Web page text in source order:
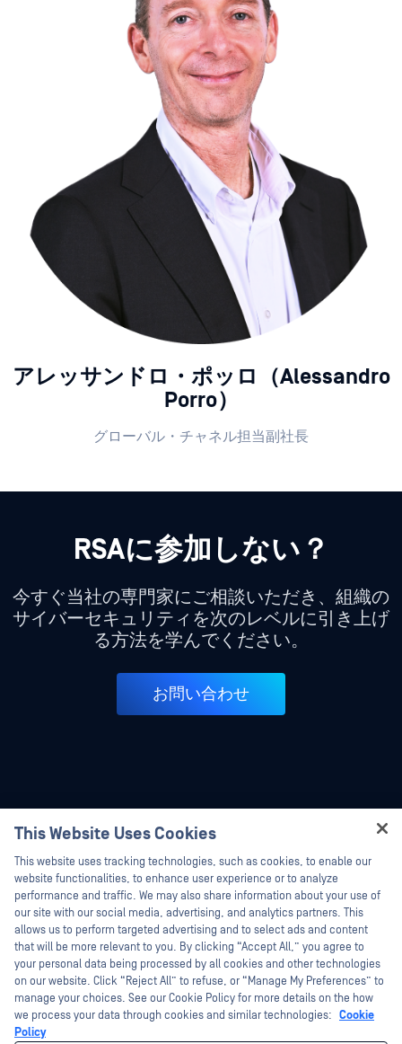
アレッサンドロ・ポッロ（Alessandro
Porro）
グローバル・チャネル担当副社長
RSAに参加しない？
今すぐ当社の専門家にご相談いただき、組織の
サイバーセキュリティを次のレベルに引き上げ
る方法を学んでください。
お問い合わせ
©2026OPSWAT . All rights reserved.OPSWAT、MetaDefender、Metascan、
MetaAccess、OPSWAT 、Trust no File. Trust No Device.、OPSWAT 、Protecting the
World's Critical Infrastructure、Deep CDR™ Technology、InQuest、InQuestロゴ、
DFI、RetroHunt、Deep File Inspection、およびJoin the Huntは、OPSWAT の商標
This Website Uses Cookies
This website uses tracking technologies, such as cookies, to enable our
website functionalities, to enhance user experience or to analyze
performance and traffic. We may also share information about your use of
our site with our social media, advertising, and analytics partners. This
allows us to perform targeted advertising and to select ads and content
that will be more relevant to you. By clicking “Accept All,” you agree to
your personal data being processed by all cookies and other technologies
on our website. Click “Reject All” to refuse, or “Manage My Preferences” to
manage your choices. See our Cookie Policy for more details on the how
we process your data through cookies and similar technologies: Cookie
Policy
Hey there!
I'm Ozzy, your OPSWAT virtual assistant.
How can I help you secure what's critical
today?